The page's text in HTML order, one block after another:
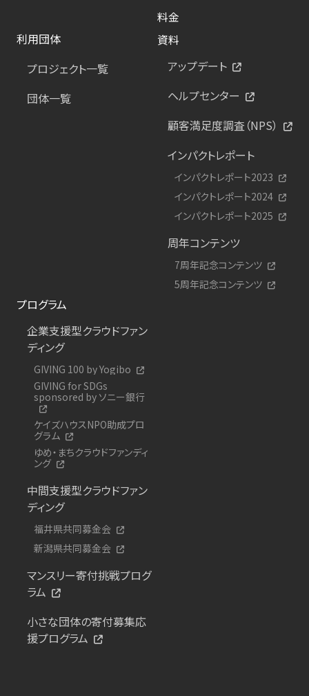
料金
利用団体
プロジェクト一覧
団体一覧
資料
アップデート
ヘルプセンター
顧客満足度調査（NPS）
インパクトレポート
インパクトレポート2023
インパクトレポート2024
インパクトレポート2025
周年コンテンツ
7周年記念コンテンツ
5周年記念コンテンツ
プログラム
企業支援型クラウドファン
ディング
GIVING 100 by Yogibo
GIVING for SDGs
sponsored by ソニー銀行
ケイズハウスNPO助成プロ
グラム
ゆめ・まちクラウドファンディ
ング
中間支援型クラウドファン
ディング
福井県共同募金会
新潟県共同募金会
マンスリー寄付挑戦プログ
ラム
小さな団体の寄付募集応
援プログラム